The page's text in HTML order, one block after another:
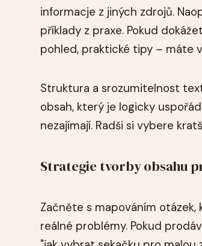
informacje z jiných zdrojů.
příklady z praxe. Pokud
pohled, praktické tipy – máte
Struktura a srozumitelnost
obsah, který je logicky
nezajímají. Radši si vybere
Strategie tvorby obsahu
Začněte s mapováním otázek,
reálné problémy. Pokud